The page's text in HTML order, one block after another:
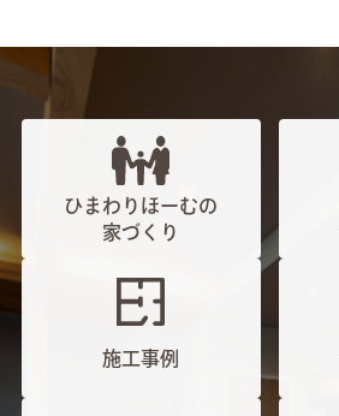
ひまわりほーむの
家づくり
施工事例